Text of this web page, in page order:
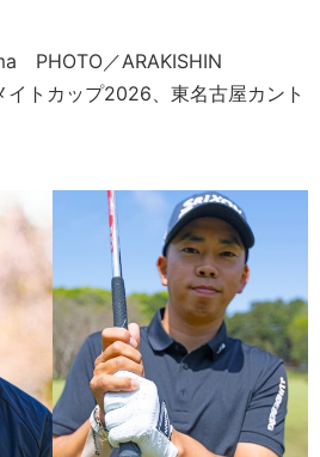
PHOTO／ARAKISHIN
トカップ2026、東名古屋カント